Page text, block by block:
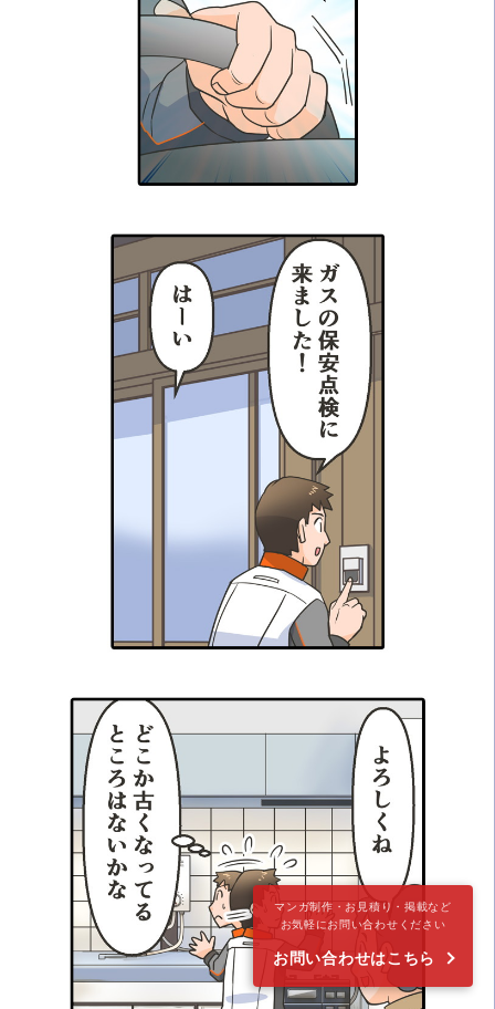
マンガ制作・お見積り・掲載など
お気軽にお問い合わせください
お問い合わせはこちら